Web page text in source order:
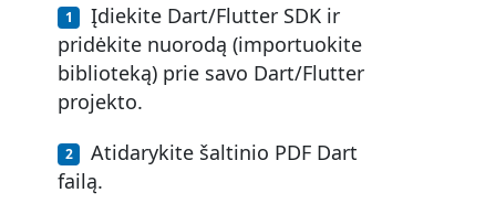
Įdiekite Dart/Flutter SDK ir
pridėkite nuorodą (importuokite
biblioteką) prie savo Dart/Flutter
projekto.
Atidarykite šaltinio PDF Dart
failą.